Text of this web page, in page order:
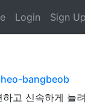
Login Sign Up
bangbeob
고 신속하게 늘